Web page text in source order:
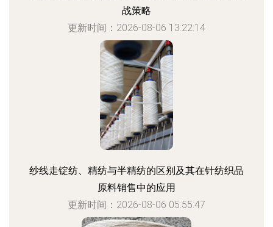
战策略
更新时间：2026-08-06 13:22:14
纱线走锭纺、精纺与半精纺的区别及其在针纺织品
原料销售中的应用
更新时间：2026-08-06 05:55:47